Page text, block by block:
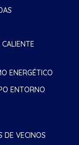
ENERGÉTICO
ENTORNO
DE VECINOS